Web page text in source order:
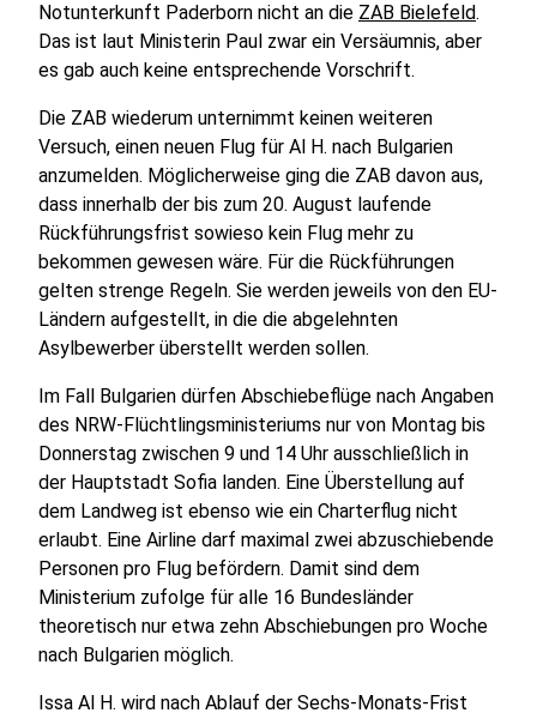
Notunterkunft Paderborn nicht an die ZAB Bielefeld.
Das ist laut Ministerin Paul zwar ein Versäumnis, aber
es gab auch keine entsprechende Vorschrift.
Die ZAB wiederum unternimmt keinen weiteren
Versuch, einen neuen Flug für Al H. nach Bulgarien
anzumelden. Möglicherweise ging die ZAB davon aus,
dass innerhalb der bis zum 20. August laufende
Rückführungsfrist sowieso kein Flug mehr zu
bekommen gewesen wäre. Für die Rückführungen
gelten strenge Regeln. Sie werden jeweils von den EU-
Ländern aufgestellt, in die die abgelehnten
Asylbewerber überstellt werden sollen.
Im Fall Bulgarien dürfen Abschiebeflüge nach Angaben
des NRW-Flüchtlingsministeriums nur von Montag bis
Donnerstag zwischen 9 und 14 Uhr ausschließlich in
der Hauptstadt Sofia landen. Eine Überstellung auf
dem Landweg ist ebenso wie ein Charterflug nicht
erlaubt. Eine Airline darf maximal zwei abzuschiebende
Personen pro Flug befördern. Damit sind dem
Ministerium zufolge für alle 16 Bundesländer
theoretisch nur etwa zehn Abschiebungen pro Woche
nach Bulgarien möglich.
Issa Al H. wird nach Ablauf der Sechs-Monats-Frist